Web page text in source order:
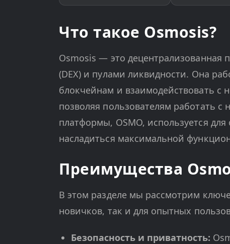
Что такое Osmosis?
Osmosis — это децентрализованная
(DEX) и пулами ликвидности. Она
блокчейнам и взаимодействовать с
позволяя пользователям работать
платформы, OSMO, используется
насладиться максимальной
Преимущества
В этом разделе мы рассмотрим
новичков, так и для опытных
Безопасность и приватность: